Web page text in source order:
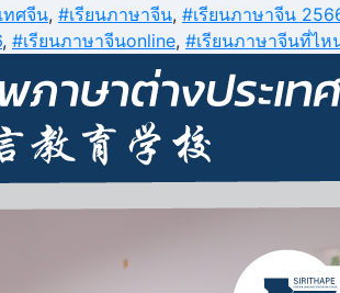
ทศจีน, #เรียนภาษาจีน, #เรียนภาษาจีน
, #เรียนภาษาจีนonline, #เรียนภาษาจีนที่ไห